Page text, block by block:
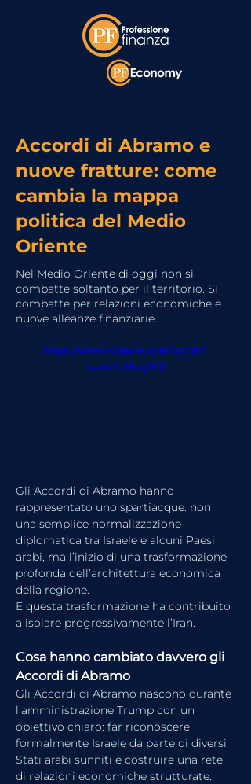
Accordi di Abramo e
nuove fratture: come
cambia la mappa
politica del Medio
Oriente
Nel Medio Oriente di oggi non si
combatte soltanto per il territorio. Si
combatte per relazioni economiche e
nuove alleanze finanziarie.
https://www.youtube.com/watch?
v=usU6dNnyfF8
Gli Accordi di Abramo hanno
rappresentato uno spartiacque: non
una semplice normalizzazione
diplomatica tra Israele e alcuni Paesi
arabi, ma l’inizio di una trasformazione
profonda dell’architettura economica
della regione.
E questa trasformazione ha contribuito
a isolare progressivamente l’Iran.
Cosa hanno cambiato davvero gli
Accordi di Abramo
Gli Accordi di Abramo nascono durante
l’amministrazione Trump con un
obiettivo chiaro: far riconoscere
formalmente Israele da parte di diversi
Stati arabi sunniti e costruire una rete
di relazioni economiche strutturate.